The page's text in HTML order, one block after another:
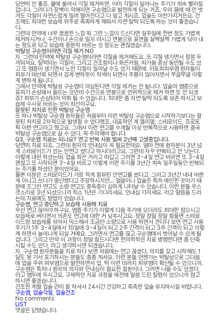
당연히 안 좋죠. 물에 불려서 각질 제거하면. 아마 각질이 일어나는 주기가 계속 빨라질
겁니다. 그러다가 장벽이 약해지면 구순염으로 발전하게 되는 거죠. 우리 몸에 때 안 벗
겨도 각질이 자연스럽게 밀려 떨어진다고 다 알고 계시죠. 입술도 마찬가지거든요. 건
조해도 최대한 보습제 위주로 촉촉하게 해줘서 자연 탈락 되도록 하는 것이 좋겠습니
다.
그런데 만약에 너무 꿈꿈한 느낌 뭐 그런 느낌이 드신다면 일주일에 한번 정도 가볍게
제거하시거나, 수건이나 손으로 밀지 마시고 면봉으로 표면을 살짝살짝 가볍게 닦아 내
는 정도로 닦고 보습제 충분히 바르는 것 정도는 괜찮겠습니다.
박탈성 구순염이라면 각질 제거 NO
자, 그런데 만약에 박탈성 구순염이라면 각질을 제거해도요. 또 각질 생기면서 점점 두
꺼워져요. 탈락되는 각질이. 그리고 건조함이나 화끈거림, 따가움 증상 동반될 수도 있
고 또 염증이 생기면서 노란 각질이 일어날 수도 있기 때문에. 아토피피부염 환자들이
피부가 태선화 되면서 검게 변하듯이 착색이 되면서 주름이 많아지면서 쭈글쭈글 이렇
게 변하게 됩니다.
그래서 만약에 박탈성 구순염이 의심된다면 각질 제거는 안 됩니다. 입술의 염증으로
표피가 손상돼서 들뜨는 것인데 수건으로 면봉으로 인위적으로 제거 하면 또 안 되겠
죠? 피부가 손상되어 악화 될 수 있습니다. 최대한 좀 자연 탈락 되도록 보존 하시고 보
습제 수시로 바르는 것이 최선이구요.
잘못된 처치로 인한 박탈성 구순염
또 하나 박탈성 구순염 환자들은 처음부터 이런 박탈성 구순염으로 시작하기보다는 잘
못된 처치로 2차적으로 발생할 수 있다했죠. 대표적인 게 엘리델, 스테로이드, 프로토
픽 이런 연고라고 했고요. 그래서 이런 연고를 수개월 이상 반복적으로 사용하면 결국
박탈성 구순염으로 갈 수 있다. 꼭 주의해야 합니다.
Q3, 구순염 치료는 되나요? 연고 반복 사용 벌써 2년째 고생중입니다.
당연히 치료 되죠. 그런데 환자의 인내심이 꼭 필요한데요. 얼마 전에 환자분이 3년 넘
게 스테로이드가 있는 안연고 썼다고 하시더라고요. 그런데 자꾸 반복되고 안 낫는다.
이렇게 내원 하셨는데. 입술 화끈 거리고 따갑고 그러면 3~4일 연고 바르면 또 3~4일
괜찮고 또 시작되면 3~4일 바르고 이렇게 이런 주기를 3년간 계속 일주일동안 반복되
는 주기를 하셨던 분이었어요.
물론 이분은 스테로이드가 가장 적게 함유된 안연고를 썼다고, 그리고 3년간 내내 바른
게 아니고 쓰다가 중단했다고 주장하시지만… 얼굴이나 입술은 특히 예민한 곳이기 때
문에 조그만 연고도 소량 연고도 중독증이 심하게 나타날 수 있습니다. 이런 분들 우스
갯소리로 3년 되셨으니까 최소 1년은 기다리세요. 인내심 가지세요. 라고 말씀을 드리
는데 치료에도 방법이 있습니다.
구순염, 연고 중단하고 보습제 사용해 치료
우선 연고 끊어야 하구요. 염증 주기가 이렇게 다음 주기에 오더라도 최대한 참으시고
보습제로 버티면서 의존도 연고에 대한 거 낮추시고요. 정말 정말 정말 힘들면 스테로
이드랑 보습제를 섞어서 믹스해서 조금만 소량으로 사용 하면서 견디다 보면 연고 사용
주기가 1주 3~4일에서 10일에 3~4일이 되고 2주 간격이 되고 3주 간격이 되고 이렇
게 하면서 늘어나게 되실 거예요. 그러면서 연고를 끊고 구순염에서 벗어날 수 있게 될
겁니다. 그리고 만약 이 과정이 정말 힘드시다면 한의학적인 치료 병행한다면 좀 단축
시킬 수도 있다, 라고 생각하시면 되겠습니다.
자, 구순염 환자분들을 치료 하다 보면 처음에는 연고 끊겠다. 의지를 갖고 시작해도 1
달도 못 가서 포기하시는 분들도 종종 계셔요. 이런 분들 언젠가는 박탈성으로 그다음
에 입술 주위 피부염으로 발전하면서 입, 턱 이런 데까지 피부염이 확산될 수 있으니까.
구순염은 특히나 환자의 의지와 인내심이 필요한 질환이다. 그러면 나을 수도 있겠다,
라고 염두에 두시고요. 구체적인 치료 과정을 예전에 말씀 드린 칼럼이 있으니까 참고
하시면 좋겠습니다.
건조한 계절 입술 관리 잘 하셔서 24시간 건강하고 촉촉한 입술 유지하시길 바랍니다.
구순염 입술각질 입술건조
No comments
LIST
댓글은 닫혔습니다.